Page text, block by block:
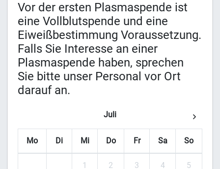
Vor der ersten Plasmaspende ist
eine Vollblutspende und eine
Eiweißbestimmung Voraussetzung.
Falls Sie Interesse an einer
Plasmaspende haben, sprechen
Sie bitte unser Personal vor Ort
darauf an.
Juli
Mo Di Mi Do Fr Sa So
1 2 3 4 5